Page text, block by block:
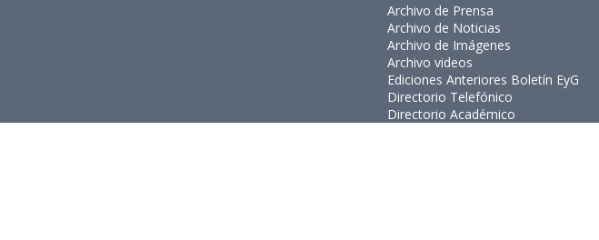
Archivo de Prensa
Archivo de Noticias
Archivo de Imágenes
Archivo videos
Ediciones Anteriores Boletín EyG
Directorio Telefónico
Directorio Académico